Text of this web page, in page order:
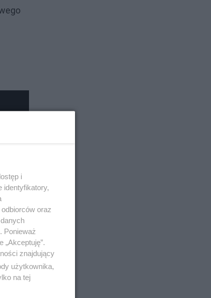
i
identyfikatory,
oraz
Ponieważ
znajdujący
użytkownika,
na tej